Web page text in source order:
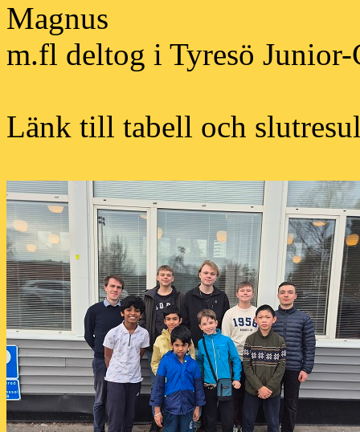
Magnus
m.fl deltog i Tyresö Junior-
Länk till tabell och